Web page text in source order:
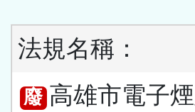
法規名稱：
廢 高雄市電子